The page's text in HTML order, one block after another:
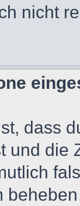
nicht
dass
und die